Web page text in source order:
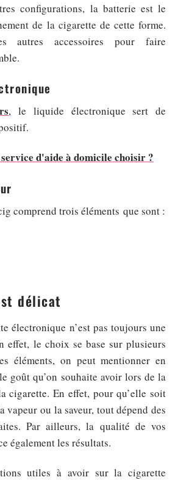
configurations, la batterie est le
de la cigarette de cette forme.
autres accessoires pour faire
, le liquide électronique sert de
d'aide à domicile choisir ?
comprend trois éléments que sont :
délicat
électronique n’est pas toujours une
effet, le choix se base sur plusieurs
éléments, on peut mentionner en
goût qu’on souhaite avoir lors de la
cigarette. En effet, pour qu’elle soit
vapeur ou la saveur, tout dépend des
Par ailleurs, la qualité de vos
également les résultats.
utiles à avoir sur la cigarette